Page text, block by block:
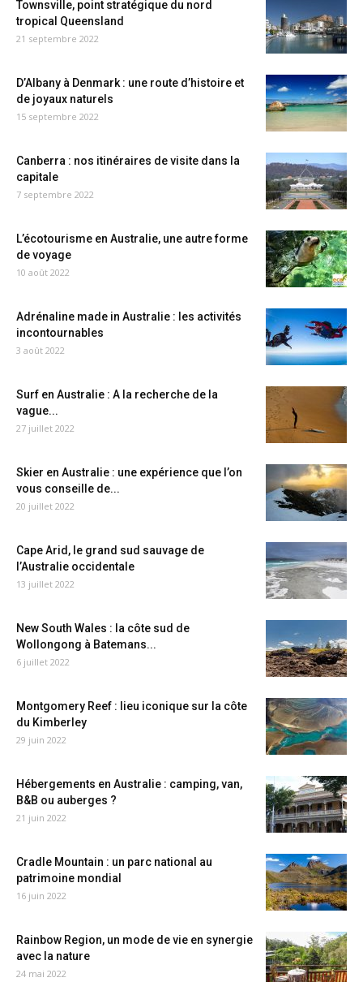
Townsville, point stratégique du nord
tropical Queensland
21 septembre 2022
D’Albany à Denmark : une route d’histoire et
de joyaux naturels
15 septembre 2022
Canberra : nos itinéraires de visite dans la
capitale
7 septembre 2022
L’écotourisme en Australie, une autre forme
de voyage
10 août 2022
Adrénaline made in Australie : les activités
incontournables
3 août 2022
Surf en Australie : A la recherche de la
vague...
27 juillet 2022
Skier en Australie : une expérience que l’on
vous conseille de...
20 juillet 2022
Cape Arid, le grand sud sauvage de
l’Australie occidentale
13 juillet 2022
New South Wales : la côte sud de
Wollongong à Batemans...
6 juillet 2022
Montgomery Reef : lieu iconique sur la côte
du Kimberley
29 juin 2022
Hébergements en Australie : camping, van,
B&B ou auberges ?
21 juin 2022
Cradle Mountain : un parc national au
patrimoine mondial
16 juin 2022
Rainbow Region, un mode de vie en synergie
avec la nature
24 mai 2022